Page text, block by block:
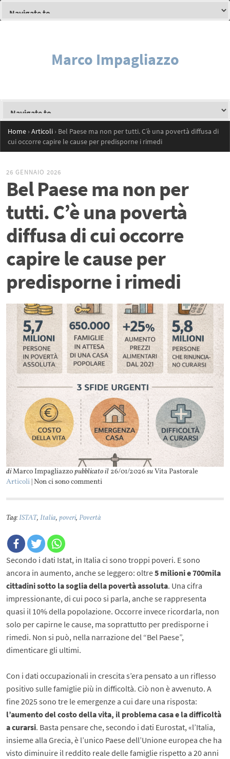
Marco Impagliazzo
Home › Articoli › Bel Paese ma non per tutti. C’è una povertà diffusa di
cui occorre capire le cause per predisporne i rimedi
26 GENNAIO 2026
Bel Paese ma non per
tutti. C’è una povertà
diffusa di cui occorre
capire le cause per
predisporne i rimedi
diMarco Impagliazzopubblicato il 26/01/2026suVita Pastorale
Articoli | Non ci sono commenti
Tag:ISTAT,Italia,poveri,Povertà
Secondo i dati Istat, in Italia ci sono troppi poveri. E sono
ancora in aumento, anche se leggero: oltre5 milioni e 700mila
cittadini sotto la soglia della povertà assoluta. Una cifra
impressionante, di cui poco si parla, anche se rappresenta
quasi il 10% della popolazione. Occorre invece ricordarla, non
solo per capirne le cause, ma soprattutto per predisporne i
rimedi. Non si può, nella narrazione del “Bel Paese”,
dimenticare gli ultimi.
Con i dati occupazionali in crescita s’era pensato a un riflesso
positivo sulle famiglie più in difficoltà. Ciò non è avvenuto. A
fine 2025 sono tre le emergenze a cui dare una risposta:
l’aumento del costo della vita, il problema casa e la difficoltà
a curarsi. Basta pensare che, secondo i dati Eurostat, «l’Italia,
insieme alla Grecia, è l’unico Paese dell’Unione europea che ha
visto diminuire il reddito reale delle famiglie rispetto a 20 anni